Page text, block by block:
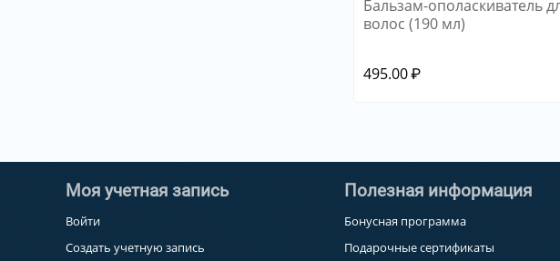
Бальзам-ополаскиватель
волос (190 мл)
495.00₽
Моя учетная запись
Войти
Создать учетную запись
Полезная информация
Бонусная программа
Подарочные сертификаты